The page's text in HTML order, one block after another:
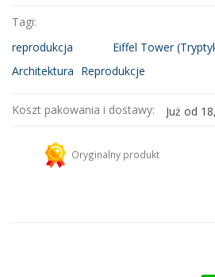
Tagi:
reprodukcja
Eiffel Tower
Architektura Reprodukcje
Koszt pakowania i dostawy: Już od
Kurier DHL
Dodaj więcej produktów do koszyka i
Oryginalny produkt